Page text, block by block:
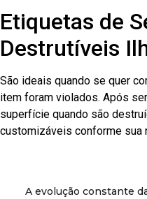
Etiquetas de
Destrutíveis
São ideais quando se quer
item foram violados. Após
superfície quando são
customizáveis conforme sua
A evolução constante